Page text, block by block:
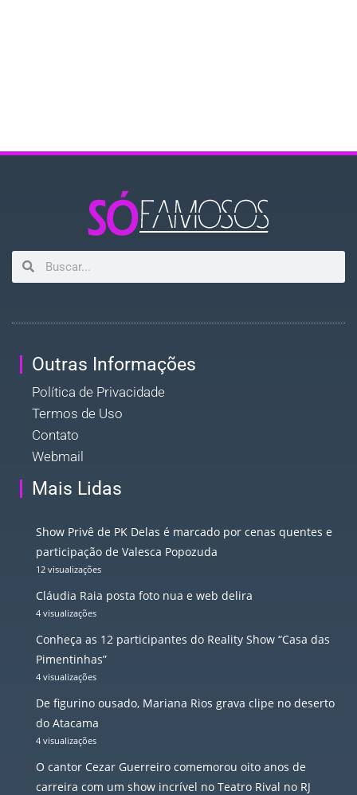
Outras Informações
Política de Privacidade
Termos de Uso
Contato
Webmail
Mais Lidas
Show Privê de PK Delas é marcado por cenas quentes e
participação de Valesca Popozuda
12 visualizações
Cláudia Raia posta foto nua e web delira
4 visualizações
Conheça as 12 participantes do Reality Show “Casa das
Pimentinhas”
4 visualizações
De figurino ousado, Mariana Rios grava clipe no deserto
do Atacama
4 visualizações
O cantor Cezar Guerreiro comemorou oito anos de
carreira com um show incrível no Teatro Rival no RJ